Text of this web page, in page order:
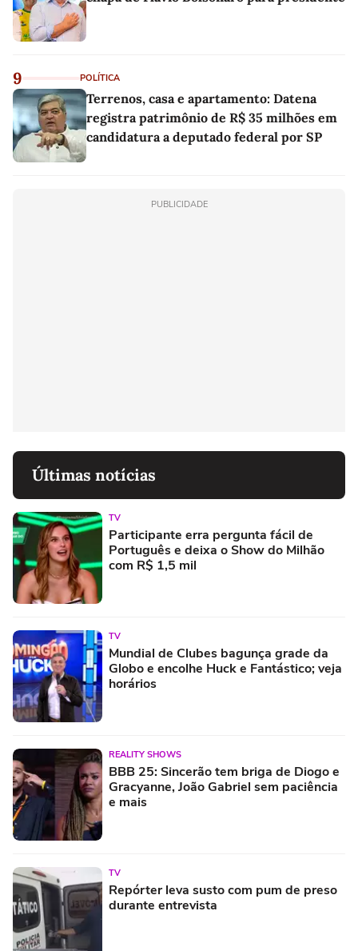
9 POLÍTICA
Terrenos, casa e apartamento: Datena
registra patrimônio de R$ 35 milhões em
candidatura a deputado federal por SP
PUBLICIDADE
Últimas notícias
TV
Participante erra pergunta fácil de
Português e deixa o Show do Milhão
com R$ 1,5 mil
TV
Mundial de Clubes bagunça grade da
Globo e encolhe Huck e Fantástico; veja
horários
REALITY SHOWS
BBB 25: Sincerão tem briga de Diogo e
Gracyanne, João Gabriel sem paciência
e mais
TV
Repórter leva susto com pum de preso
durante entrevista